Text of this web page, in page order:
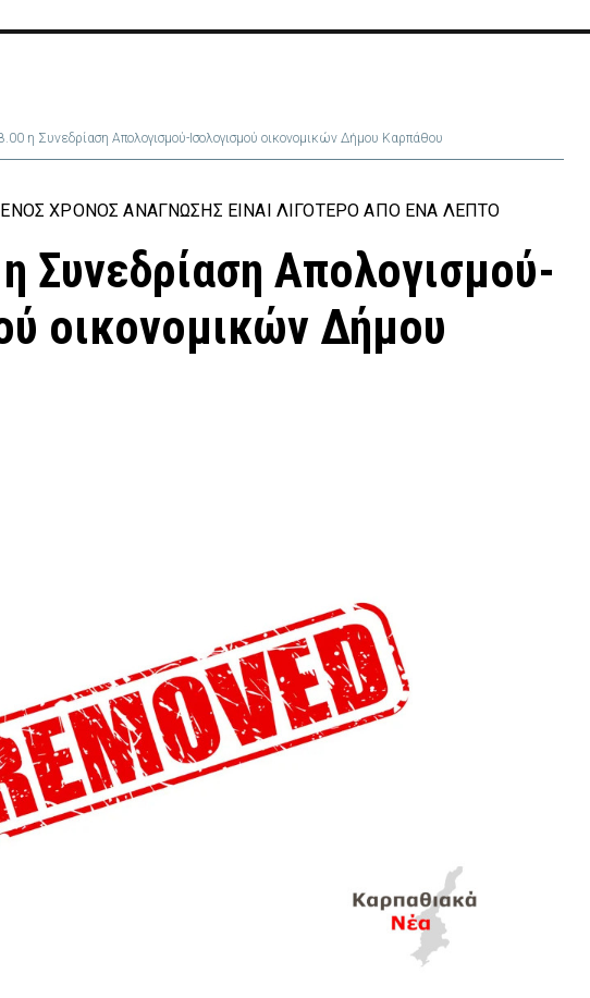
η Συνεδρίαση Απολογισμού-Ισολογισμού οικονομικών Δήμου Καρπάθου
ΧΡΌΝΟΣ ΑΝΆΓΝΩΣΗΣ ΕΊΝΑΙ ΛΙΓΌΤΕΡΟ ΑΠΌ ΈΝΑ ΛΕΠΤΌ
Συνεδρίαση Απολογισμού-
οικονομικών Δήμου